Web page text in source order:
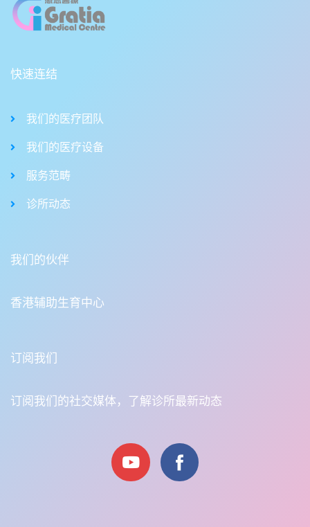
快速连结
我们的医疗团队
我们的医疗设备
服务范畴
诊所动态
我们的伙伴
香港辅助生育中心
订阅我们
订阅我们的社交媒体，了解诊所最新动态